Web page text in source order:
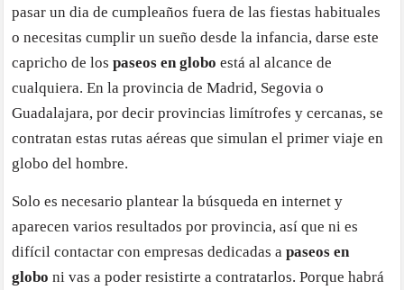
pasar un dia de cumpleaños fuera de las fiestas habituales
o necesitas cumplir un sueño desde la infancia, darse este
capricho de lospaseos en globo está al alcance de
cualquiera. En la provincia de Madrid, Segovia o
Guadalajara, por decir provincias limítrofes y cercanas, se
contratan estas rutas aéreas que simulan el primer viaje en
globo del hombre.
Solo es necesario plantear la búsqueda en internet y
aparecen varios resultados por provincia, así que ni es
difícil contactar con empresas dedicadas apaseos en
globo ni vas a poder resistirte a contratarlos. Porque habrá